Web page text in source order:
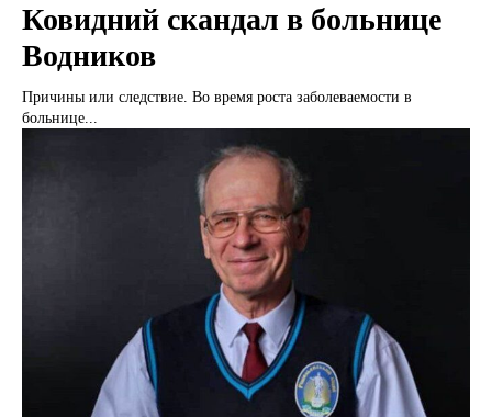
Ковидний скандал в больнице
Водников
Причины или следствие. Во время роста заболеваемости в
больнице...